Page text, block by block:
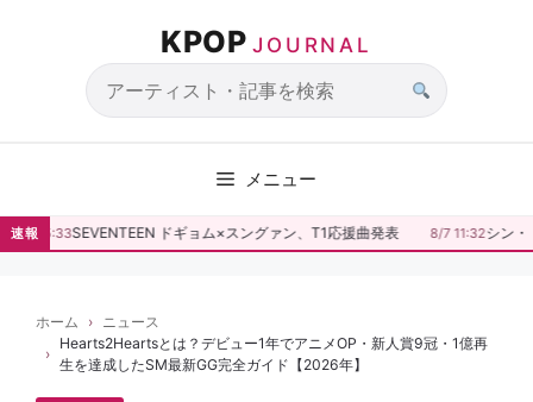
キ
ッ
KPOP JOURNAL
サ
検
索
メニュー
速報
8/7 15:33SEVENTEEN ドギョム×スングァン、T1応援曲発表 8/7 11:32シン・
ホーム
ニュース
Hearts2Heartsとは？デビュー1年でアニメOP・新人賞9冠・1億再
生を達成したSM最新GG完全ガイド【2026年】